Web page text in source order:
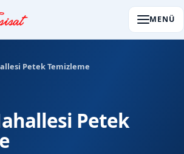
MENÜ
Petek Temizleme
Petek